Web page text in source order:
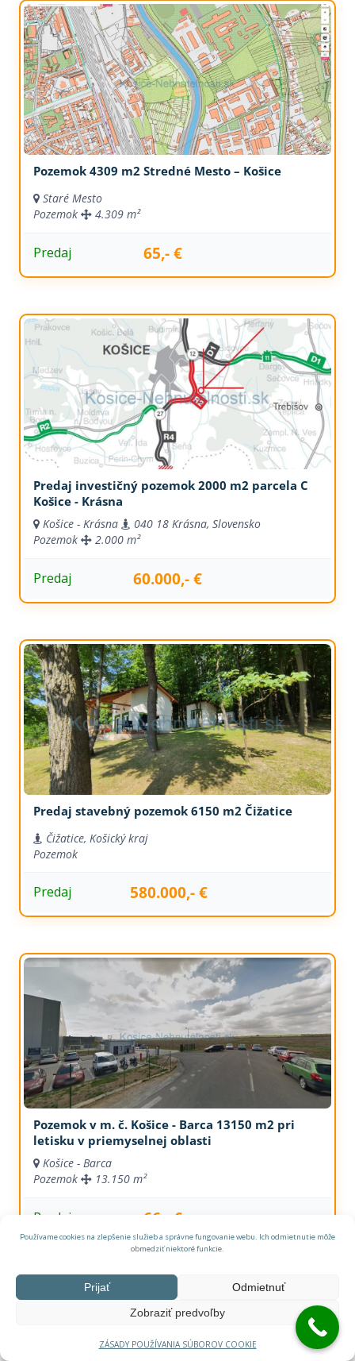
Používame cookies na zlepšenie služieb a správne fungovanie webu. Ich odmietnutie môže
obmedziť niektoré funkcie.
Prijať
Odmietnuť
Zobraziť predvoľby
ZÁSADY POUŽÍVANIA SÚBOROV COOKIE
Pozemok 4309 m2 Stredné Mesto – Košice
Staré Mesto
Pozemok
4.309 m²
Predaj 65,- €
Predaj investičný pozemok 2000 m2 parcela C
Košice - Krásna
Košice - Krásna
040 18 Krásna, Slovensko
Pozemok
2.000 m²
Predaj 60.000,- €
Predaj stavebný pozemok 6150 m2 Čižatice
Čižatice, Košický kraj
Pozemok
Predaj 580.000,- €
Pozemok v m. č. Košice - Barca 13150 m2 pri
letisku v priemyselnej oblasti
Košice - Barca
Pozemok
13.150 m²
Predaj 66,- €